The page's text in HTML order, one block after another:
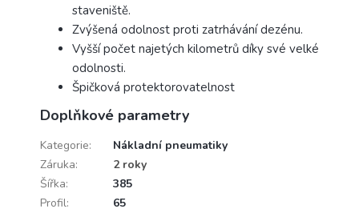
staveniště.
Zvýšená odolnost proti zatrhávání dezénu.
Vyšší počet najetých kilometrů díky své velké
odolnosti.
Špičková protektorovatelnost
Doplňkové parametry
Kategorie:
Nákladní pneumatiky
Záruka:
2 roky
Šířka:
385
Profil:
65